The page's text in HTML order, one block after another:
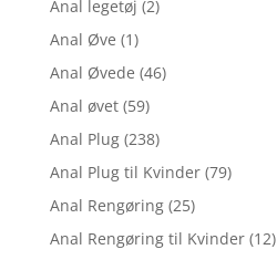
Anal legetøj (2)
Anal Øve (1)
Anal Øvede (46)
Anal øvet (59)
Anal Plug (238)
Anal Plug til Kvinder (79)
Anal Rengøring (25)
Anal Rengøring til Kvinder (12)